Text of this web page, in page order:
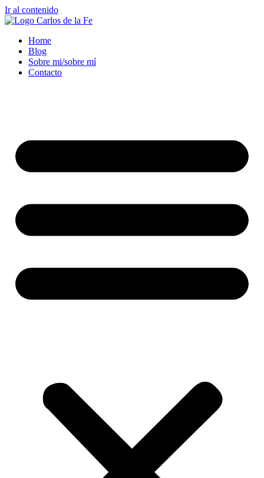
Ir al contenido
Home
Blog
Sobre mi/sobre mí
Contacto